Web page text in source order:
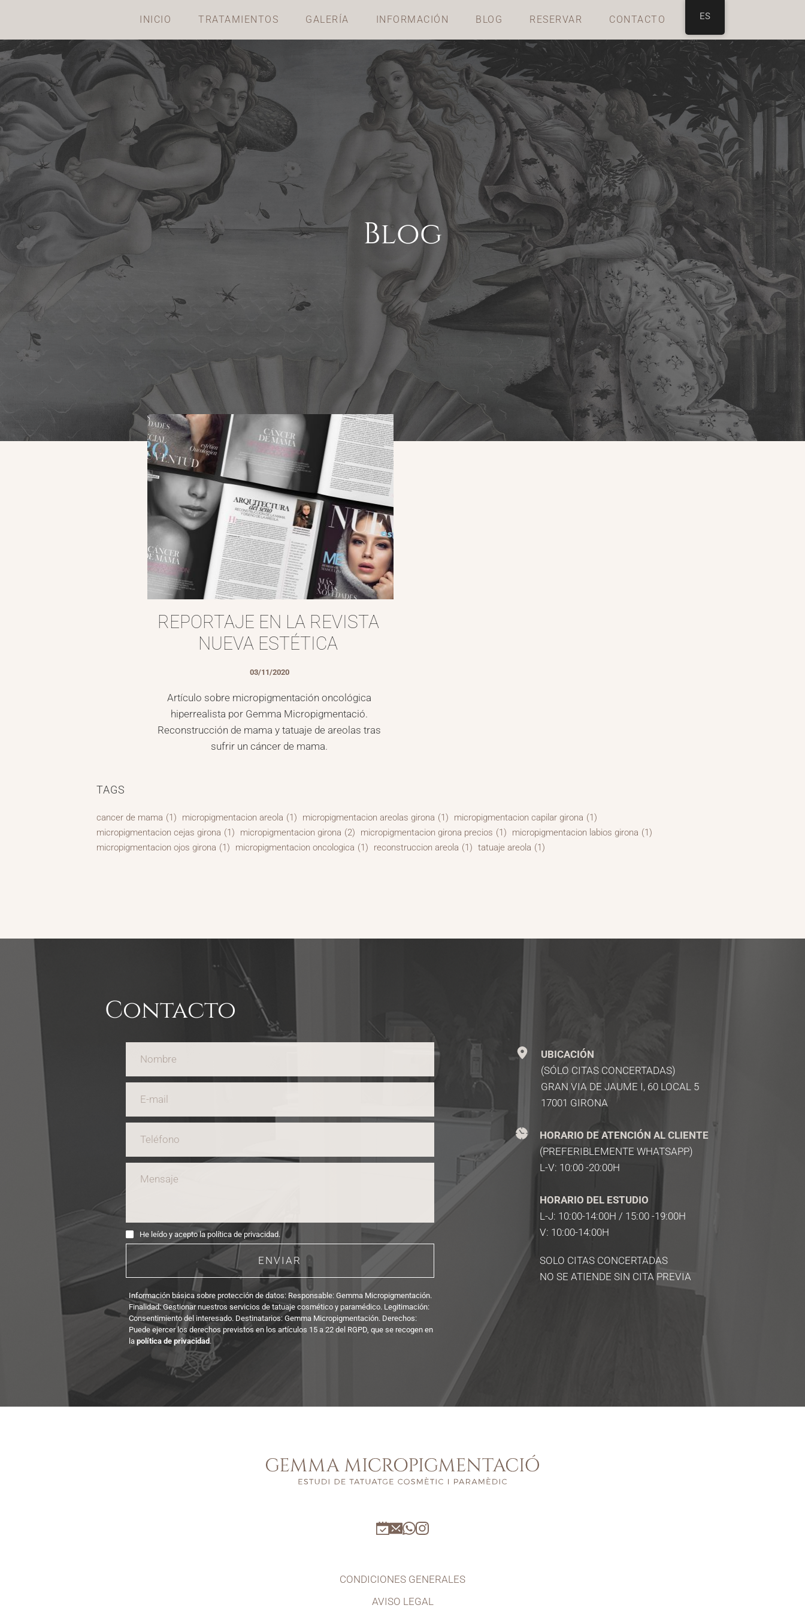
INICIO TRATAMIENTOS GALERÍA INFORMACIÓN BLOG RESERVAR CONTACTO
Blog
REPORTAJE EN LA REVISTA
NUEVA ESTÉTICA
03/11/2020
Artículo sobre micropigmentación oncológica
hiperrealista por Gemma Micropigmentació.
Reconstrucción de mama y tatuaje de areolas tras
sufrir un cáncer de mama.
TAGS
cancer de mama (1) micropigmentacion areola (1) micropigmentacion areolas girona (1) micropigmentacion capilar girona (1)
micropigmentacion cejas girona (1) micropigmentacion girona (2) micropigmentacion girona precios (1) micropigmentacion labios girona (1)
micropigmentacion ojos girona (1) micropigmentacion oncologica (1) reconstruccion areola (1) tatuaje areola (1)
Contacto
He leído y acepto la política de privacidad.
ENVIAR
Información básica sobre protección de datos: Responsable: Gemma Micropigmentación.
Finalidad: Gestionar nuestros servicios de tatuaje cosmético y paramédico. Legitimación:
Consentimiento del interesado. Destinatarios: Gemma Micropigmentación. Derechos:
Puede ejercer los derechos previstos en los artículos 15 a 22 del RGPD, que se recogen en
la política de privacidad.
UBICACIÓN
(SÓLO CITAS CONCERTADAS)
GRAN VIA DE JAUME I, 60 LOCAL 5
17001 GIRONA
HORARIO DE ATENCIÓN AL CLIENTE
(PREFERIBLEMENTE WHATSAPP)
L-V: 10:00 -20:00H
HORARIO DEL ESTUDIO
L-J: 10:00-14:00H / 15:00 -19:00H
V: 10:00-14:00H
SOLO CITAS CONCERTADAS
NO SE ATIENDE SIN CITA PREVIA
CONDICIONES GENERALES
AVISO LEGAL
ES